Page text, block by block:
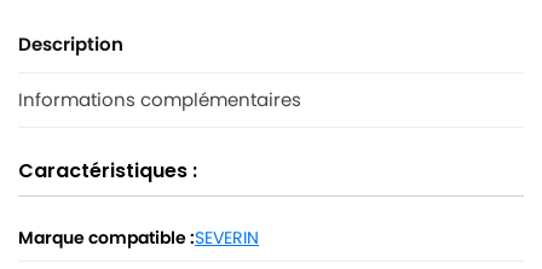
Description
Informations complémentaires
Caractéristiques :
Marque compatible :SEVERIN